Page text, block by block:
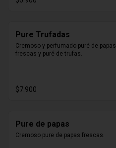
Pure Trufadas
Cremoso y perfumado puré de papas
frescas y puré de trufas.
$7.900
Pure de papas
Cremoso pure de papas frescas.